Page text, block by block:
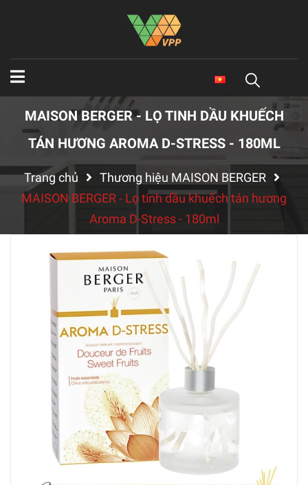
MAISON BERGER - LỌ TINH DẦU KHUẾCH
TÁN HƯƠNG AROMA D-STRESS - 180ML
Trang chủ
Thương hiệu MAISON BERGER
MAISON BERGER - Lọ tinh dầu khuếch tán hương
Aroma D-Stress - 180ml